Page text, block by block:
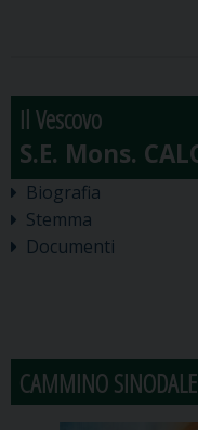
Il Vescovo
Biografia
Stemma
Documenti
CAMMINO SINODALE